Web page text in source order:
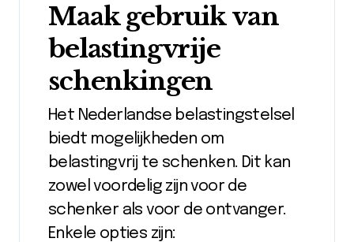
Maak gebruik van
belastingvrije
schenkingen
Het Nederlandse belastingstelsel
biedt mogelijkheden om
belastingvrij te schenken. Dit kan
zowel voordelig zijn voor de
schenker als voor de ontvanger.
Enkele opties zijn: